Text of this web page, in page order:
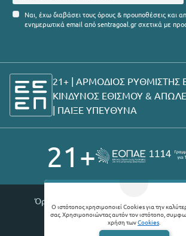
Ο ιστότοπος χρησιμοποιεί Cookies για την
σας. Χρησιμοποιώντας αυτόν τον ιστότοπο,
χρήση τωνCookies.
Ναι, έχω διαβάσει τους όρους & προυποθέσεις και
ενημερωτικά email από sentragoal.gr σχετικά με
21+ | ΑΡΜΟΔΙΟΣ ΡΥΘΜΙΣΤΗΣ
ΚΙΝΔΥΝΟΣ ΕΘΙΣΜΟΥ &
| ΠΑΙΞΕ ΥΠΕΥΘΥΝΑ
21+
Όροι χρήσης |
© 2026 Sentragoal